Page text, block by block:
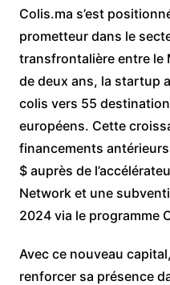
Colis.ma s’est
prometteur dans le
transfrontalière entre le
de deux ans, la startup
colis vers 55
européens. Cette
financements
$ auprès de
Network et une
2024 via le programme
Avec ce nouveau
renforcer sa présence